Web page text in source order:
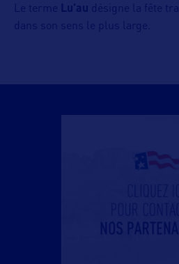
Le terme Lu’au désigne la fête
dans son sens le plus large.